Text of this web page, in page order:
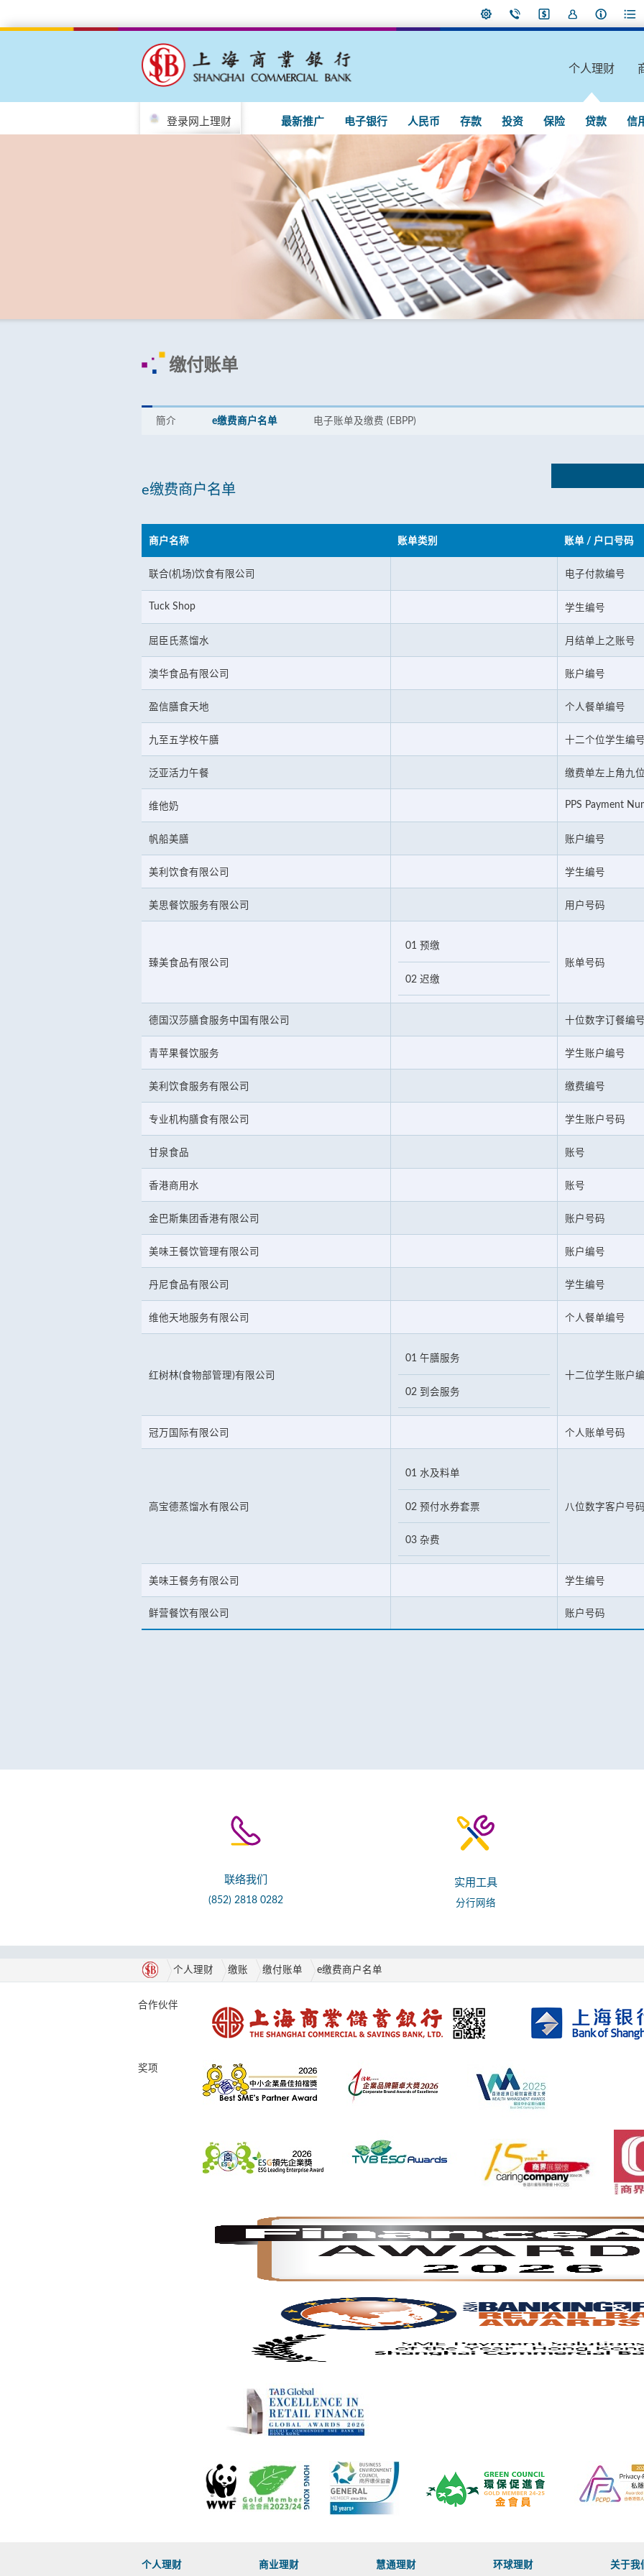
登录网上理财
个人理财
最新推广 电子银行 人民币 存款 投资 保险 贷款 信
缴付账单
簡介 e缴费商户名单 电子账单及缴费 (EBPP)
e缴费商户名单
商户名称 账单类别 账单 / 户口号码
联合(机场)饮食有限公司 电子付款编号
Tuck Shop 学生编号
屈臣氏蒸馏水 月结单上之账号
澳华食品有限公司 账户编号
盈信膳食天地 个人餐单编号
九至五学校午膳 十二个位学生编
泛亚活力午餐 缴费单左上角九
维他奶 PPS Payment
帆船美膳 账户编号
美利饮食有限公司 学生编号
美思餐饮服务有限公司 用户号码
臻美食品有限公司
01 预缴
02 迟缴
账单号码
德国汉莎膳食服务中国有限公司 十位数字订餐编
青苹果餐饮服务 学生账户编号
美利饮食服务有限公司 缴费编号
专业机构膳食有限公司 学生账户号码
甘泉食品 账号
香港商用水 账号
金巴斯集团香港有限公司 账户号码
美味王餐饮管理有限公司 账户编号
丹尼食品有限公司 学生编号
维他天地服务有限公司 个人餐单编号
红树林(食物部管理)有限公司
01 午膳服务
02 到会服务
十二位学生账户
冠万国际有限公司 个人账单号码
高宝德蒸馏水有限公司
01 水及料单
02 预付水券套票
03 杂费
八位数字客户号
美味王餐务有限公司 学生编号
鲜营餐饮有限公司 账户号码
联络我们
(852) 2818 0282
实用工具
分行网络
个人理财 缴账 缴付账单 e缴费商户名单
合作伙伴
奖项
个人理财 商业理财 慧通理财 环球理财 关于我